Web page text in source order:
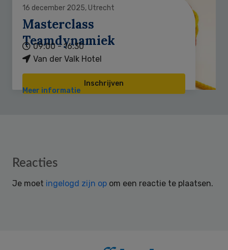
16 december 2025, Utrecht
Masterclass
Teamdynamiek
09:00 - 16:30
Van der Valk Hotel
Inschrijven
Meer informatie
Reader
Reacties
Je moet ingelogd zijn op om een reactie te plaatsen.